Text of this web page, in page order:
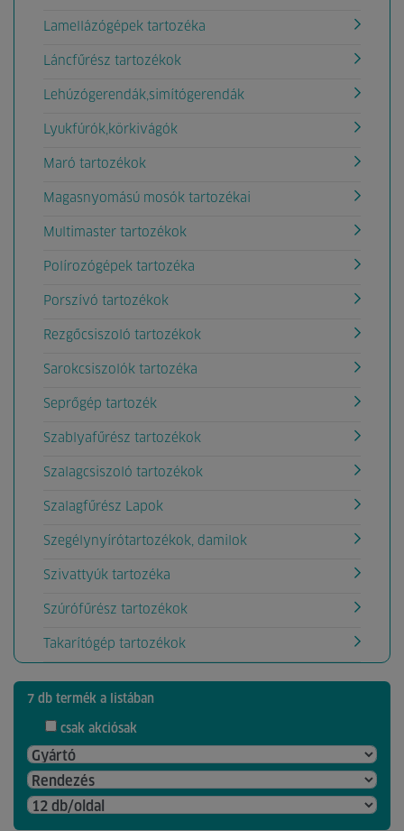
Lamellázógépek tartozéka
Láncfűrész tartozékok
Lehúzógerendák,simítógerendák
Lyukfúrók,körkivágók
Maró tartozékok
Magasnyomású mosók tartozékai
Multimaster tartozékok
Polírozógépek tartozéka
Porszívó tartozékok
Rezgőcsiszoló tartozékok
Sarokcsiszolók tartozéka
Seprőgép tartozék
Szablyafűrész tartozékok
Szalagcsiszoló tartozékok
Szalagfűrész Lapok
Szegélynyírótartozékok, damilok
Szivattyúk tartozéka
Szúrófűrész tartozékok
Takarítógép tartozékok
7 db termék a listában
csak akciósak